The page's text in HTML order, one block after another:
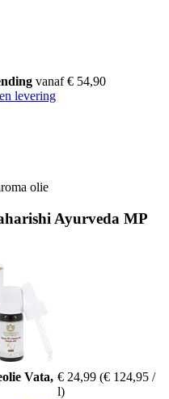
vanaf € 54,90
levering
olie
Ayurveda MP
Vata, € 24,99 (€ 124,95 /
l)